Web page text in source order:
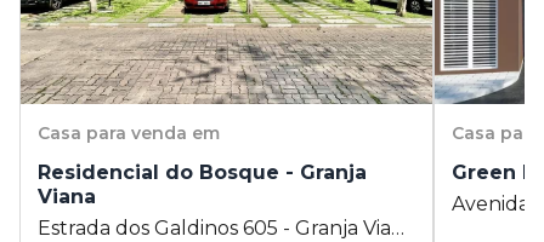
Casa para venda em
Residencial do Bosque - Granja
Viana
Estrada dos Galdinos 605 - Granja Viana
Casa
Green
Avenida